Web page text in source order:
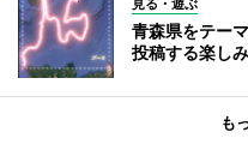
青森県をテー
投稿する楽し
も